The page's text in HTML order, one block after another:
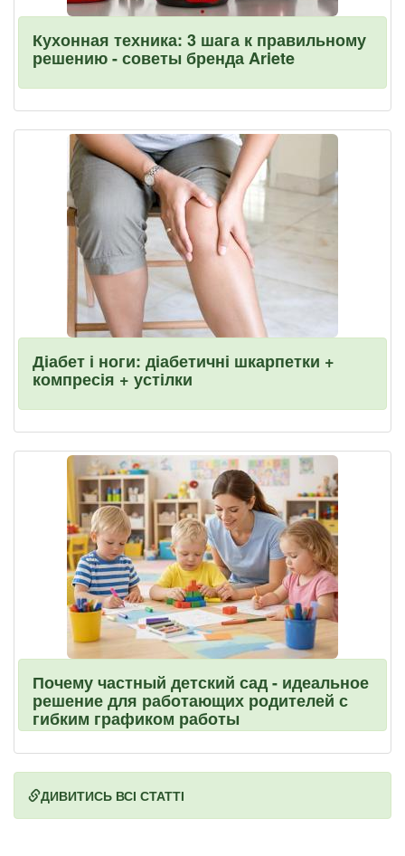
Кухонная техника: 3 шага к правильному
решению - советы бренда Ariete
Діабет і ноги: діабетичні шкарпетки +
компресія + устілки
Почему частный детский сад - идеальное
решение для работающих родителей с
гибким графиком работы
ДИВИТИСЬ ВСІ СТАТТІ